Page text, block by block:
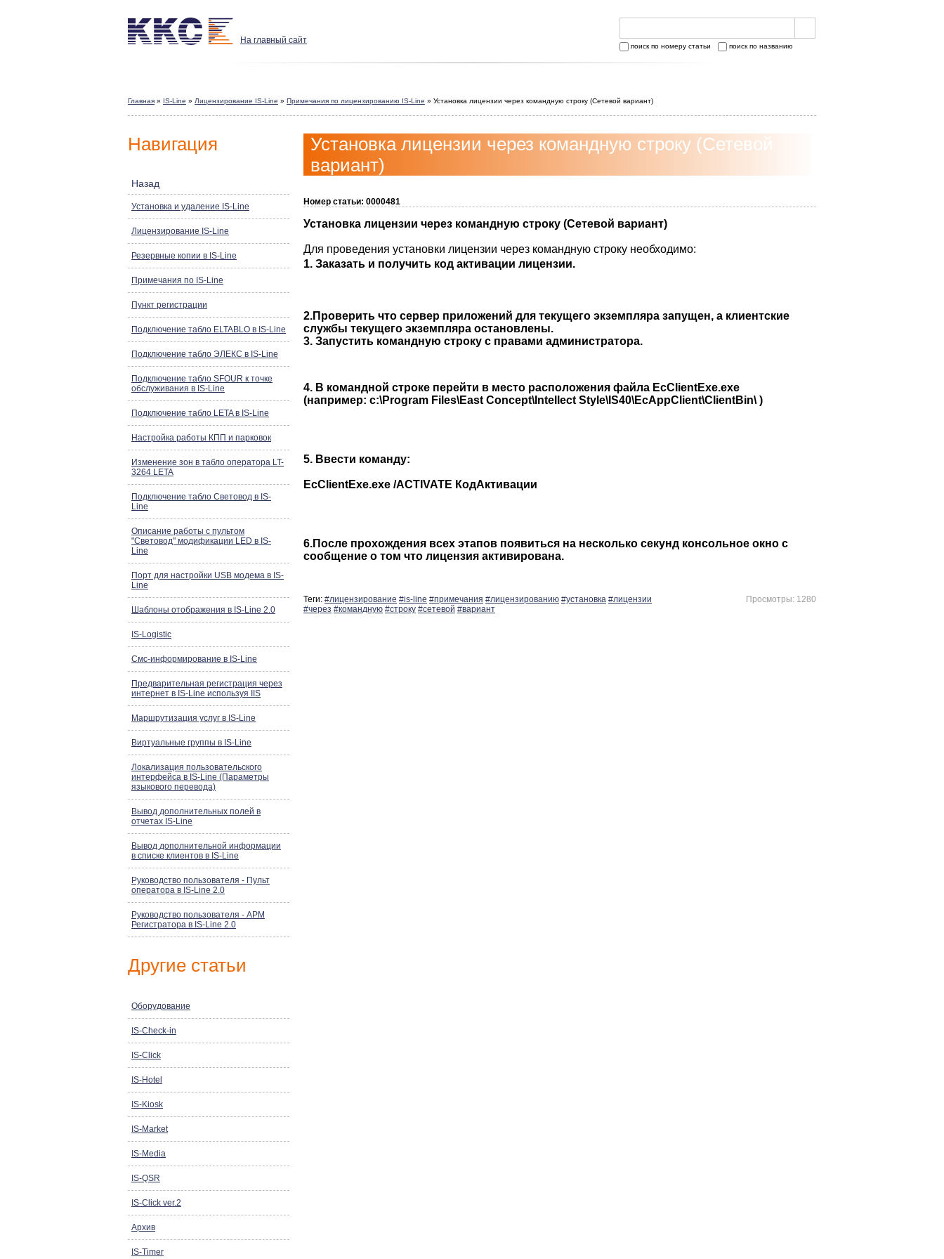
На главный сайт
поиск по номеру статьи поиск по названию
Главная » IS-Line » Лицензирование IS-Line » Примечания по лицензированию IS-Line » Установка лицензии через командную строку (Сетевой вариант)
Навигация
Назад
Установка и удаление IS-Line
Лицензирование IS-Line
Резервные копии в IS-Line
Примечания по IS-Line
Пункт регистрации
Подключение табло ELTABLO в IS-Line
Подключение табло ЭЛЕКС в IS-Line
Подключение табло SFOUR к точке
обслуживания в IS-Line
Подключение табло LETA в IS-Line
Настройка работы КПП и парковок
Изменение зон в табло оператора LT-
3264 LETA
Подключение табло Световод в IS-
Line
Описание работы с пультом
"Световод" модификации LED в IS-
Line
Порт для настройки USB модема в IS-
Line
Шаблоны отображения в IS-Line 2.0
IS-Logistic
Смс-информирование в IS-Line
Предварительная регистрация через
интернет в IS-Line используя IIS
Маршрутизация услуг в IS-Line
Виртуальные группы в IS-Line
Локализация пользовательского
интерфейса в IS-Line (Параметры
языкового перевода)
Вывод дополнительных полей в
отчетах IS-Line
Вывод дополнительной информации
в списке клиентов в IS-Line
Руководство пользователя - Пульт
оператора в IS-Line 2.0
Руководство пользователя - АРМ
Регистратора в IS-Line 2.0
Другие статьи
Оборудование
IS-Check-in
IS-Click
IS-Hotel
IS-Kiosk
IS-Market
IS-Media
IS-QSR
IS-Click ver.2
Архив
IS-Timer
Установка лицензии через командную строку (Сетевой
вариант)
Номер статьи: 0000481
Установка лицензии через командную строку (Сетевой вариант)
Для проведения установки лицензии через командную строку необходимо:
1. Заказать и получить код активации лицензии.
2.Проверить что сервер приложений для текущего экземпляра запущен, а клиентские
службы текущего экземпляра остановлены.
3. Запустить командную строку с правами администратора.
4. В командной строке перейти в место расположения файла EcClientExe.exe
(например: c:\Program Files\East Concept\Intellect Style\IS40\EcAppClient\ClientBin\ )
5. Ввести команду:
EcClientExe.exe /ACTIVATE КодАктивации
6.После прохождения всех этапов появиться на несколько секунд консольное окно с
сообщение о том что лицензия активирована.
Теги: #лицензирование #is-line #примечания #лицензированию #установка #лицензии
#через #командную #строку #сетевой #вариант
Просмотры: 1280